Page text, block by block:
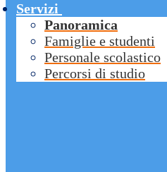
Servizi
Panoramica
Famiglie e studenti
Personale scolastico
Percorsi di studio